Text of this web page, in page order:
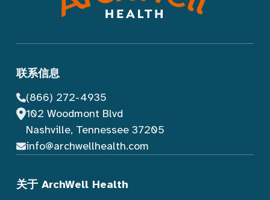
联系信息
(866) 272-4935
102 Woodmont Blvd
Nashville, Tennessee 37205
info@archwellhealth.com
关于 ArchWell Health